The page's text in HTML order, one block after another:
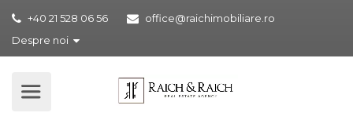
+40 21 528 06 56
office@raichimobiliare.ro
Despre noi